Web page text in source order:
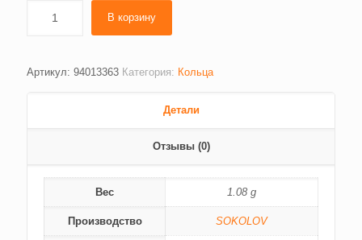
В корзину
Артикул: 94013363 Категория: Кольца
Детали
Отзывы (0)
Вес 1.08 g
Производство SOKOLOV